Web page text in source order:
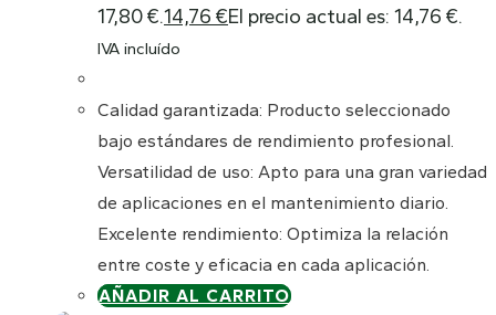
17,80 €.14,76 €El precio actual es: 14,76 €.
IVA incluído
Calidad garantizada: Producto seleccionado
bajo estándares de rendimiento profesional.
Versatilidad de uso: Apto para una gran variedad
de aplicaciones en el mantenimiento diario.
Excelente rendimiento: Optimiza la relación
entre coste y eficacia en cada aplicación.
AÑADIR AL CARRITO